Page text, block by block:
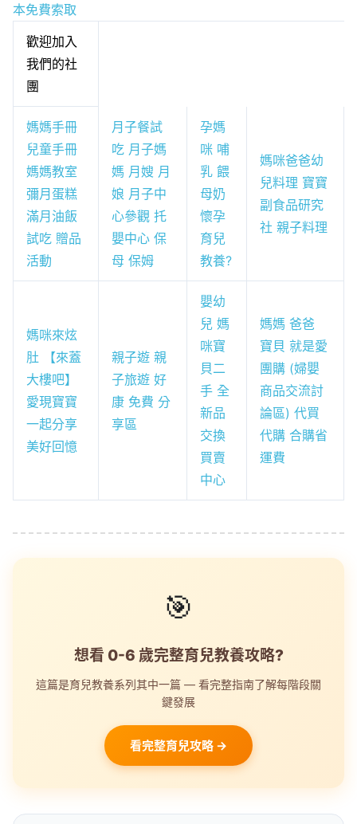
本免費索取
歡迎加入
我們的社
團
媽媽手冊
兒童手冊
媽媽教室
彌月蛋糕
滿月油飯
試吃 贈品
活動
月子餐試
吃 月子媽
媽 月嫂 月
娘 月子中
心參觀 托
嬰中心 保
母 保姆
孕媽
咪 哺
乳 餵
母奶
懷孕
育兒
教養?
媽咪爸爸幼
兒料理 寶寶
副食品研究
社 親子料理
媽咪來炫
肚 【來蓋
大樓吧】
愛現寶寶
一起分享
美好回憶
親子遊 親
子旅遊 好
康 免費 分
享區
嬰幼
兒 媽
咪寶
貝二
手 全
新品
交換
買賣
中心
媽媽 爸爸
寶貝 就是愛
團購 (婦嬰
商品交流討
論區) 代買
代購 合購省
運費
🎯
想看 0-6 歲完整育兒教養攻略?
這篇是育兒教養系列其中一篇 — 看完整指南了解每階段關
鍵發展
看完整育兒攻略 →